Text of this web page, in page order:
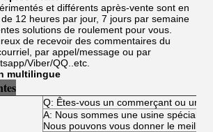
et différents après-vente sont en
12 heures par jour, 7 jours par semaine
solutions de roulement pour vous.
de recevoir des commentaires du
par appel/message ou par
Viber/QQ..etc.
multilingue
Q: Êtes-vous un commerçant ou un
A: Nous sommes une usine
Nous pouvons vous donner le